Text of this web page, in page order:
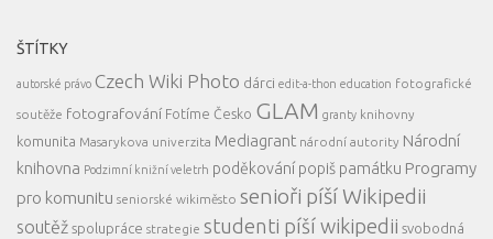
ŠTÍTKY
autorské právo Czech Wiki Photo dárci edit-a-thon education fotografické
soutěže fotografování Fotíme Česko GLAM granty knihovny
komunita Masarykova univerzita Mediagrant národní autority Národní
knihovna Podzimní knižní veletrh poděkování popiš památku Programy
pro komunitu seniorské wikiměsto senioři píší Wikipedii
soutěž spolupráce strategie studenti píší wikipedii svobodná